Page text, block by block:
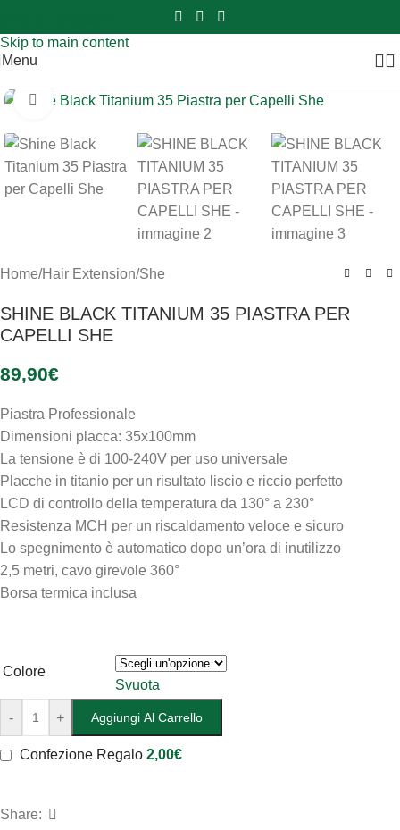
Skip to main content
Sei hai domande contattaci 📲3341056025 - 3886572748
Menu
Clicca per ingrandire
Home/Hair Extension/She
SHINE BLACK TITANIUM 35 PIASTRA PER
CAPELLI SHE
89,90€
Piastra Professionale
Dimensioni placca: 35x100mm
La tensione è di 100-240V per uso universale
Placche in titanio per un risultato liscio e riccio perfetto
LCD di controllo della temperatura da 130° a 230°
Resistenza MCH per un riscaldamento veloce e sicuro
Lo spegnimento è automatico dopo un’ora di inutilizzo
2,5 metri, cavo girevole 360°
Borsa termica inclusa
Colore
Svuota
- + Aggiungi Al Carrello
Confezione Regalo 2,00€
Share: